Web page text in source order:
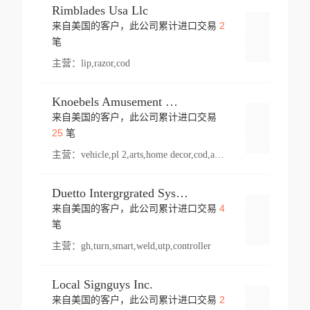
Rimblades Usa Llc
来自美国的客户，此公司累计进口交易 2
笔
主营： lip,razor,cod
Knoebels Amusement Resort
来自美国的客户，此公司累计进口交易
25笔
主营： vehicle,pl 2,arts,home decor,cod,amusement ride,sea
Duetto Intergrgrated Systems Inc.
来自美国的客户，此公司累计进口交易 4
笔
主营： gh,turn,smart,weld,utp,controller
Local Signguys Inc.
来自美国的客户，此公司累计进口交易 2